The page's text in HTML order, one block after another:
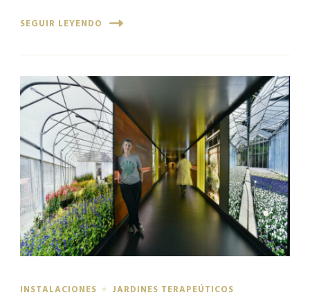
SEGUIR LEYENDO
INSTALACIONES JARDINES TERAPEÚTICOS